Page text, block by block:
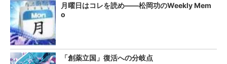
月曜日はコレを読め――松岡功のWeekly Mem
o
「創薬立国」復活への分岐点